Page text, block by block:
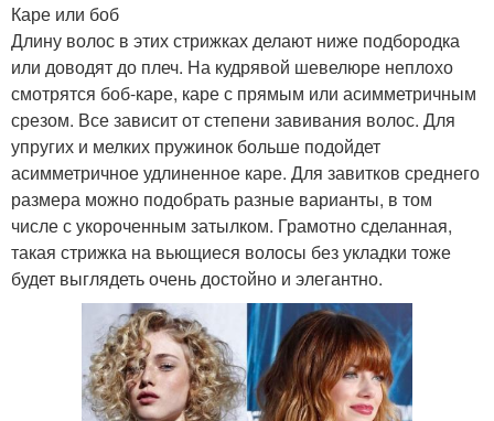
Каре или боб
Длину волос в этих стрижках делают ниже подбородка
или доводят до плеч. На кудрявой шевелюре неплохо
смотрятся боб-каре, каре с прямым или асимметричным
срезом. Все зависит от степени завивания волос. Для
упругих и мелких пружинок больше подойдет
асимметричное удлиненное каре. Для завитков среднего
размера можно подобрать разные варианты, в том
числе с укороченным затылком. Грамотно сделанная,
такая стрижка на вьющиеся волосы без укладки тоже
будет выглядеть очень достойно и элегантно.